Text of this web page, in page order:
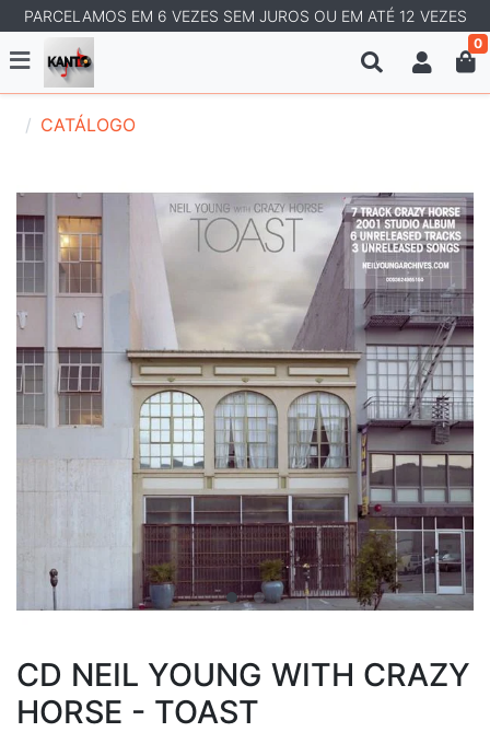
PARCELAMOS EM 6 VEZES SEM JUROS OU EM ATÉ 12 VEZES
0
CATÁLOGO
CD NEIL YOUNG WITH CRAZY
HORSE - TOAST